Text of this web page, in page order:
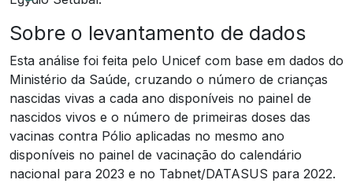
Sobre o levantamento de dados
Esta análise foi feita pelo Unicef com base em dados do
Ministério da Saúde, cruzando o número de crianças
nascidas vivas a cada ano disponíveis no painel de
nascidos vivos e o número de primeiras doses das
vacinas contra Pólio aplicadas no mesmo ano
disponíveis no painel de vacinação do calendário
nacional para 2023 e no Tabnet/DATASUS para 2022.